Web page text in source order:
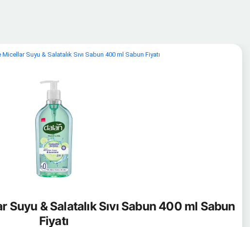
Suyu & Salatalık Sıvı Sabun 400 ml Sabun Fiyatı
& Salatalık Sıvı Sabun 400 ml Sabun
Fiyatı